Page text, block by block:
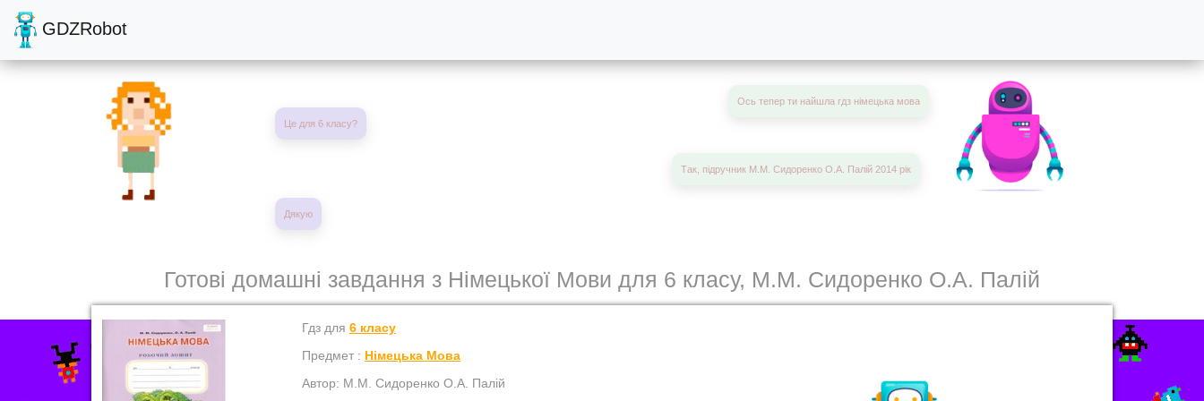
GDZRobot
Ось тепер ти найшла гдз німецька мова
Це для 6 класу?
Так, підручник М.М. Сидоренко О.А. Палій 2014 рік
Дякую
Готові домашні завдання з Німецької Мови для 6 класу, М.М. Сидоренко О.А. Палій
Гдз для 6 класу
Предмет : Німецька Мова
Автор: М.М. Сидоренко О.А. Палій